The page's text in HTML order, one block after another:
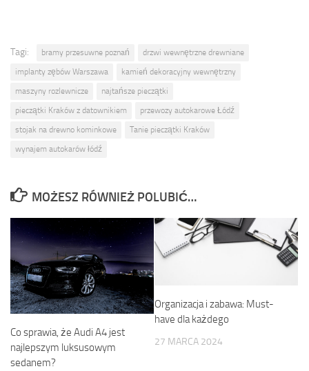
Tagi: bramy przesuwne poznań
drzwi wewnętrzne drewniane
implanty zębów Warszawa
kamień dekoracyjny wewnętrzny
maszyny rozlewnicze
najtańsze pieczątki
pieczątki Kraków z datownikiem
przewozy autokarowe Łódź
stojak na drewno kominkowe
Tanie pieczątki Kraków
wynajem autokarów łódź
MOŻESZ RÓWNIEŻ POLUBIĆ…
Co sprawia, że Audi A4 jest
najlepszym luksusowym
sedanem?
Organizacja i zabawa: Must-
have dla każdego
27 MARCA 2024